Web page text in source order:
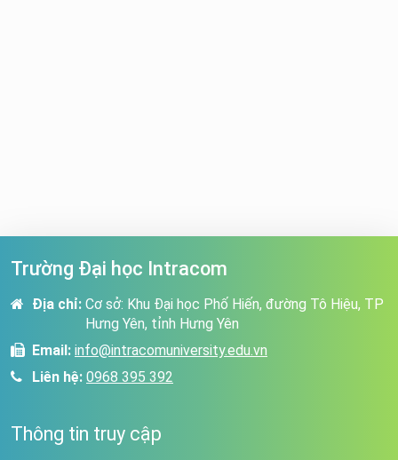
Trường Đại học Intracom
Địa chỉ: Cơ sở: Khu Đại học Phố Hiến, đường Tô Hiệu, TP
Hưng Yên, tỉnh Hưng Yên
Email: info@intracomuniversity.edu.vn
Liên hệ: 0968 395 392
Thông tin truy cập